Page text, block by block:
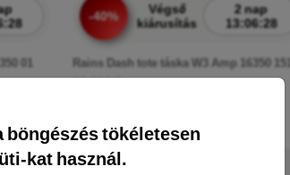
böngészés tökéletesen
kat használ.
01
-40%
Végső
kiárusítás
2 nap
13:06:26
Rains Dash tote táska W3 Amp 16350 151
22 390 Ft